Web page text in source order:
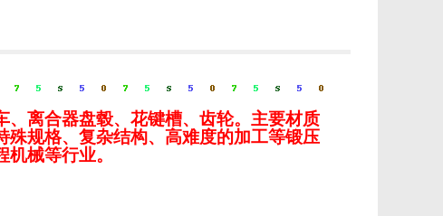
离合器盘毂、花键槽、齿轮。主要材质
规格、复杂结构、高难度的加工等锻压
械等行业。